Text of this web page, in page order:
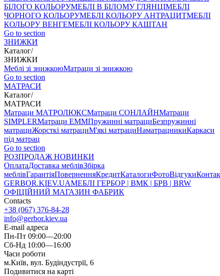
БІЛОГО КОЛЬОРУМЕБЛІ В БІЛОМУ ГЛЯНЦІМЕБЛІ
ЧОРНОГО КОЛЬОРУМЕБЛІ КОЛЬОРУ АНТРАЦИТМЕБЛІ
КОЛЬОРУ ВЕНГЕМЕБЛІ КОЛЬОРУ КАШТАН
Go to section
ЗНИЖКИ
Каталог/
ЗНИЖКИ
Меблі зі знижкоюМатраци зі знижкою
Go to section
МАТРАСИ
Каталог/
МАТРАСИ
Матраци МАТРОЛЮКСМатраци СОНЛАЙНМатраци
SIMPLERМатраци ЕММПружинні матрациБезпружинні
матрациЖорсткі матрациМ'які матрациНаматрацникиКаркаси
під матрац
Go to section
РОЗПРОДАЖ НОВИНКИ
ОплатаДоставка меблівЗбірка
меблівГарантіяПоверненняКредитКаталогиФотоВідгуки
GERBOR.KIEV.UAМЕБЛI ГЕРБОР | ВМК | БРВ | BRW
ОФІЦІЙНИЙ МАГАЗИН ФАБРИК
Contacts
+38 (067) 376-84-28
info@gerbor.kiev.ua
E-mail адреса
Пн-Пт 09:00—20:00
Сб-Нд 10:00—16:00
Часи роботи
м.Київ, вул. Будіндустрії, 6
Подивитися на карті